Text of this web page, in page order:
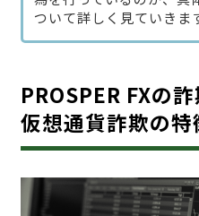
ついて詳しく見ていきま
PROSPER FXの
仮想通貨詐欺の特